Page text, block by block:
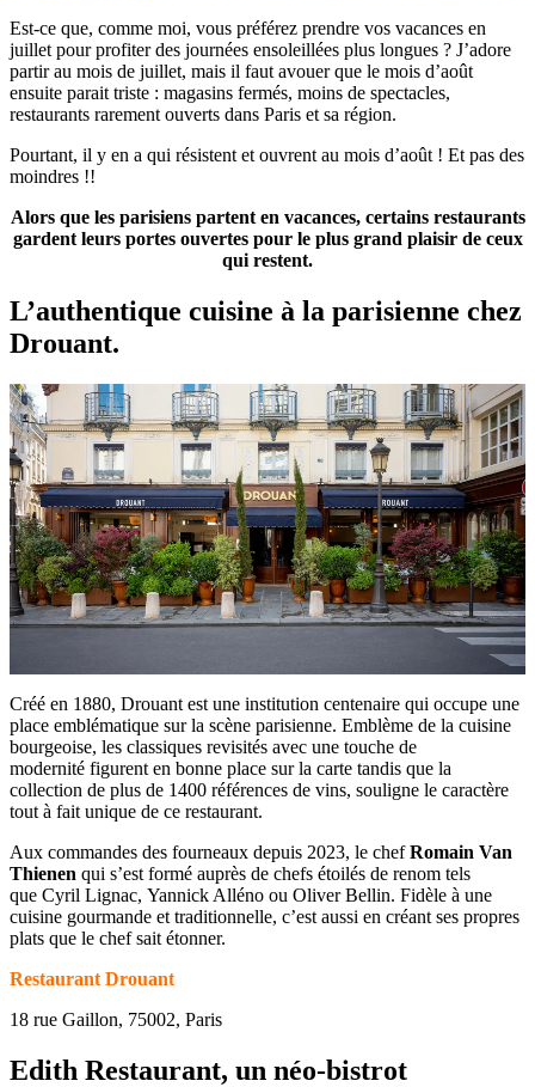
Est-ce que, comme moi, vous préférez prendre vos vacances en
juillet pour profiter des journées ensoleillées plus longues ? J’adore
partir au mois de juillet, mais il faut avouer que le mois d’août
ensuite parait triste : magasins fermés, moins de spectacles,
restaurants rarement ouverts dans Paris et sa région.
Pourtant, il y en a qui résistent et ouvrent au mois d’août ! Et pas des
moindres !!
Alors que les parisiens partent en vacances, certains restaurants
gardent leurs portes ouvertes pour le plus grand plaisir de ceux
qui restent.
L’authentique cuisine à la parisienne chez
Drouant.
Créé en 1880, Drouant est une institution centenaire qui occupe une
place emblématique sur la scène parisienne. Emblème de la cuisine
bourgeoise, les classiques revisités avec une touche de
modernité figurent en bonne place sur la carte tandis que la
collection de plus de 1400 références de vins, souligne le caractère
tout à fait unique de ce restaurant.
Aux commandes des fourneaux depuis 2023, le chefRomain Van
Thienen qui s’est formé auprès de chefs étoilés de renom tels
que Cyril Lignac, Yannick Alléno ou Oliver Bellin. Fidèle à une
cuisine gourmande et traditionnelle, c’est aussi en créant ses propres
plats que le chef sait étonner.
Restaurant Drouant
18 rue Gaillon, 75002, Paris
Edith Restaurant, un néo-bistrot